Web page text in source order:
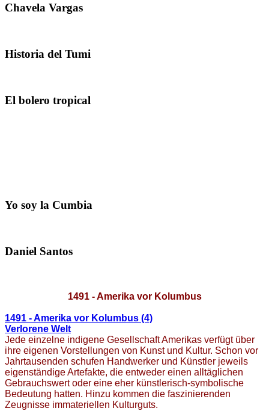
Chavela Vargas
Historia del Tumi
El bolero tropical
Yo soy la Cumbia
Daniel Santos
1491 - Amerika vor Kolumbus
1491 - Amerika vor Kolumbus (4)
Verlorene Welt
Jede einzelne indigene Gesellschaft Amerikas verfügt über
ihre eigenen Vorstellungen von Kunst und Kultur. Schon vor
Jahrtausenden schufen Handwerker und Künstler jeweils
eigenständige Artefakte, die entweder einen alltäglichen
Gebrauchswert oder eine eher künstlerisch-symbolische
Bedeutung hatten. Hinzu kommen die faszinierenden
Zeugnisse immateriellen Kulturguts.